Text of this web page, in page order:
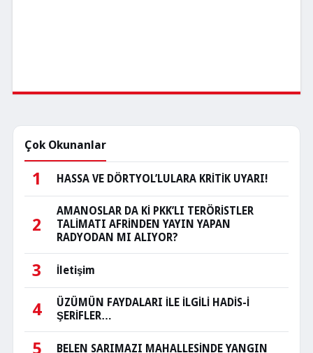
Çok Okunanlar
1 HASSA VE DÖRTYOL’LULARA KRİTİK UYARI!
2
AMANOSLAR DA Kİ PKK’LI TERÖRİSTLER
TALİMATI AFRİNDEN YAYIN YAPAN
RADYODAN MI ALIYOR?
3 İletişim
4
ÜZÜMÜN FAYDALARI İLE İLGİLİ HADİS-İ
ŞERİFLER…
5 BELEN SARIMAZI MAHALLESİNDE YANGIN